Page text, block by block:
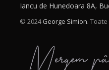
Iancu de Hunedoara 8A,
© 2024George Simion.